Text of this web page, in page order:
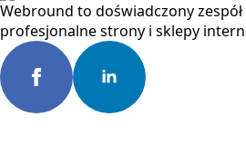
Webround to doświadczony
profesjonalne strony i sklepy